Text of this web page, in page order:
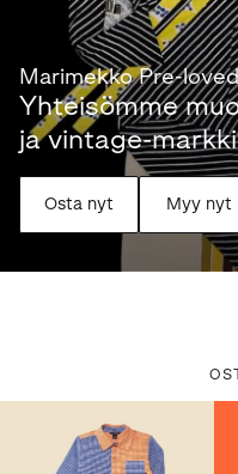
Marimekko Pre-loved
Yhteisömme
ja vintage-
Osta nyt Myy nyt